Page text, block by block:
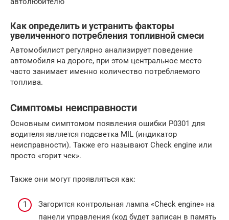
Как определить и устранить факторы
увеличенного потребления топливной смеси
Автомобилист регулярно анализирует поведение
автомобиля на дороге, при этом центральное место
часто занимает именно количество потребляемого
топлива.
Симптомы неисправности
Основным симптомом появления ошибки P0301 для
водителя является подсветка MIL (индикатор
неисправности). Также его называют Check engine или
просто «горит чек».
Также они могут проявляться как:
Загорится контрольная лампа «Check engine» на
панели управления (код будет записан в память